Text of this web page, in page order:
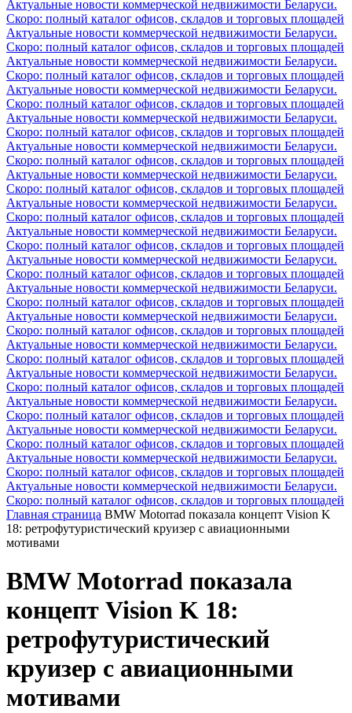
Актуальные новости коммерческой недвижимости Беларуси.
Скоро: полный каталог офисов, складов и торговых площадей
Актуальные новости коммерческой недвижимости Беларуси.
Скоро: полный каталог офисов, складов и торговых площадей
Актуальные новости коммерческой недвижимости Беларуси.
Скоро: полный каталог офисов, складов и торговых площадей
Актуальные новости коммерческой недвижимости Беларуси.
Скоро: полный каталог офисов, складов и торговых площадей
Актуальные новости коммерческой недвижимости Беларуси.
Скоро: полный каталог офисов, складов и торговых площадей
Актуальные новости коммерческой недвижимости Беларуси.
Скоро: полный каталог офисов, складов и торговых площадей
Актуальные новости коммерческой недвижимости Беларуси.
Скоро: полный каталог офисов, складов и торговых площадей
Актуальные новости коммерческой недвижимости Беларуси.
Скоро: полный каталог офисов, складов и торговых площадей
Актуальные новости коммерческой недвижимости Беларуси.
Скоро: полный каталог офисов, складов и торговых площадей
Актуальные новости коммерческой недвижимости Беларуси.
Скоро: полный каталог офисов, складов и торговых площадей
Актуальные новости коммерческой недвижимости Беларуси.
Скоро: полный каталог офисов, складов и торговых площадей
Актуальные новости коммерческой недвижимости Беларуси.
Скоро: полный каталог офисов, складов и торговых площадей
Актуальные новости коммерческой недвижимости Беларуси.
Скоро: полный каталог офисов, складов и торговых площадей
Актуальные новости коммерческой недвижимости Беларуси.
Скоро: полный каталог офисов, складов и торговых площадей
Актуальные новости коммерческой недвижимости Беларуси.
Скоро: полный каталог офисов, складов и торговых площадей
Актуальные новости коммерческой недвижимости Беларуси.
Скоро: полный каталог офисов, складов и торговых площадей
Актуальные новости коммерческой недвижимости Беларуси.
Скоро: полный каталог офисов, складов и торговых площадей
Актуальные новости коммерческой недвижимости Беларуси.
Скоро: полный каталог офисов, складов и торговых площадей
Главная страница BMW Motorrad показала концепт Vision K
18: ретрофутуристический круизер с авиационными
мотивами
BMW Motorrad показала
концепт Vision K 18:
ретрофутуристический
круизер с авиационными
мотивами